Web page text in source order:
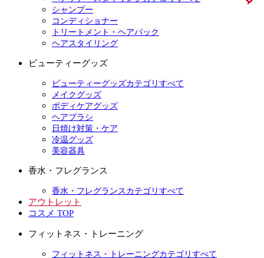
シャンプー
コンディショナー
トリートメント・ヘアパック
ヘアスタイリング
ビューティーグッズ
ビューティーグッズカテゴリすべて
メイクグッズ
ボディケアグッズ
ヘアブラシ
日焼け対策・ケア
冷温グッズ
美容器具
香水・フレグランス
香水・フレグランスカテゴリすべて
アウトレット
コスメ TOP
フィットネス・トレーニング
フィットネス・トレーニングカテゴリすべて